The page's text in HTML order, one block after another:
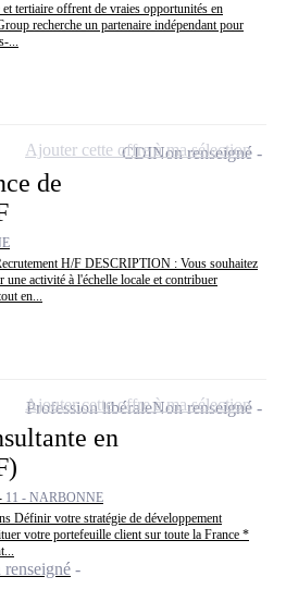
tertiaire offrent de vraies opportunités en
recherche un partenaire indépendant pour
...
de
H/F DESCRIPTION : Vous souhaitez
une activité à l'échelle locale et contribuer
en...
CDINon renseigné
Ajouter cette offre à ma sélection
en
11 - NARBONNE
Définir votre stratégie de développement
votre portefeuille client sur toute la France *
Profession libéraleNon renseigné
Ajouter cette offre à ma sélection